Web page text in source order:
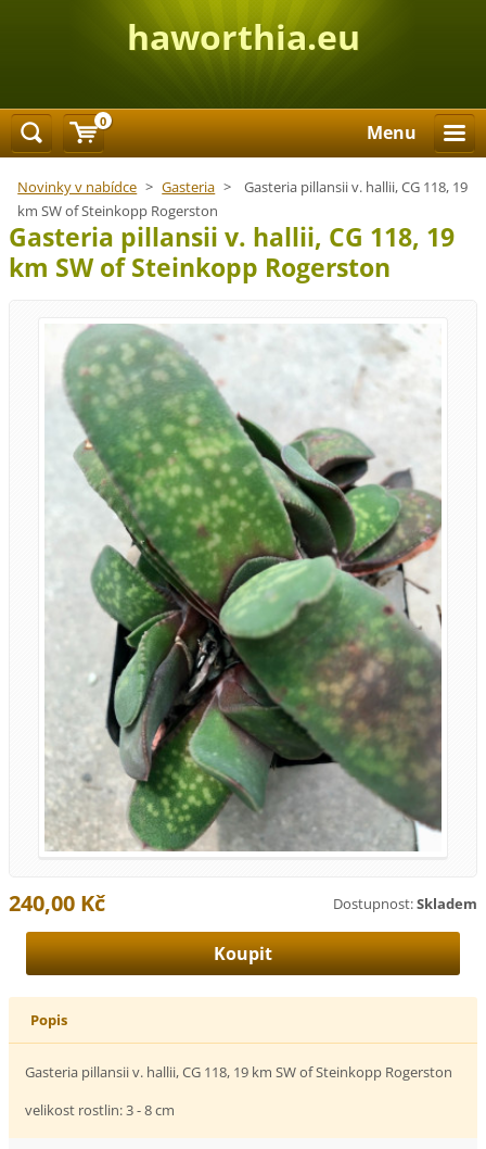
haworthia.eu
Menu
Novinky v nabídce > Gasteria >
Gasteria pillansii v. hallii, CG 118, 19
km SW of Steinkopp Rogerston
Gasteria pillansii v. hallii, CG 118, 19
km SW of Steinkopp Rogerston
Dostupnost:Skladem
240,00 Kč
Popis
Gasteria pillansii v. hallii, CG 118, 19 km SW of Steinkopp Rogerston
velikost rostlin: 3 - 8 cm
0